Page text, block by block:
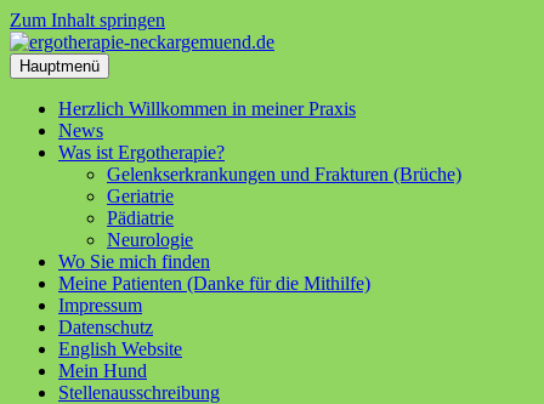
Zum Inhalt springen
Hauptmenü
Herzlich Willkommen in meiner Praxis
News
Was ist Ergotherapie?
Gelenkserkrankungen und Frakturen (Brüche)
Geriatrie
Pädiatrie
Neurologie
Wo Sie mich finden
Meine Patienten (Danke für die Mithilfe)
Impressum
Datenschutz
English Website
Mein Hund
Stellenausschreibung